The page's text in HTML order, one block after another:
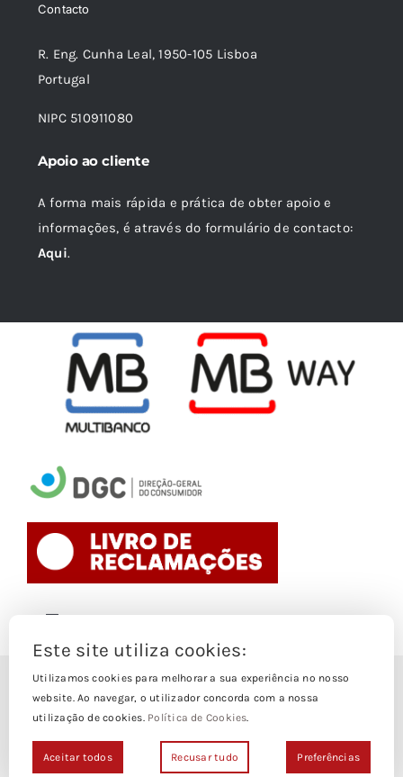
Contacto
R. Eng. Cunha Leal, 1950-105 Lisboa
Portugal
NIPC 510911080
Apoio ao cliente
A forma mais rápida e prática de obter apoio e
informações, é através do formulário de contacto:
Aqui.
Navigation
Termos e Condições
© Copyright 1988- 2026
Loja Edições Piaget byPiaget Ensino Superior
direitos Reservados | Powered by
Este site utiliza cookies:
Utilizamos cookies para melhorar a sua experiência no nosso
website. Ao navegar, o utilizador concorda com a nossa
utilização de cookies. Política de Cookies.
Aceitar todos Recusar tudo Preferências